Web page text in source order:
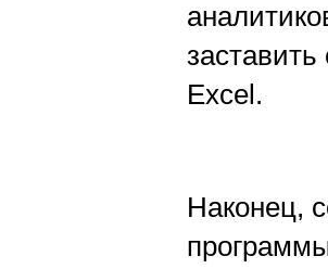
Excel.
Наконец,